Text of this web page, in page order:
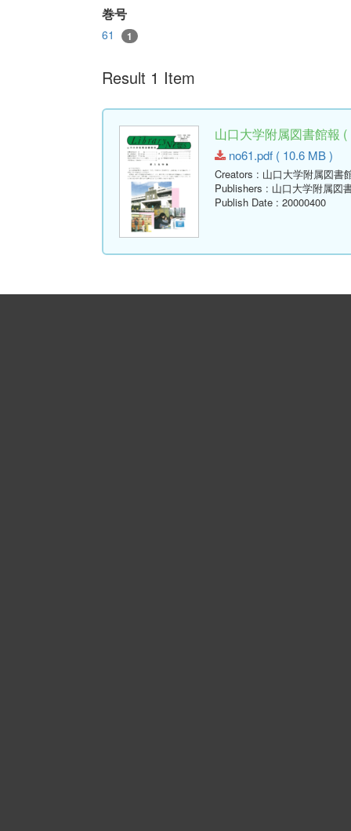
巻号
61 1
Result 1 Item
山口大学附属図書館報
no61.pdf ( 10.6 MB )
Creators : 山口大学附属図書
Publishers : 山口大学附属図
Publish Date : 20000400